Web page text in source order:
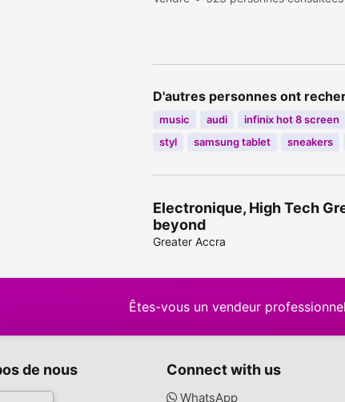
D'autres personnes ont
music audi infinix hot 8 screen
styl
samsung tablet sneakers
Electronique, High Tech
beyond
Greater Accra
Êtes-vous un vendeur
de nous Connect with us
WhatsApp